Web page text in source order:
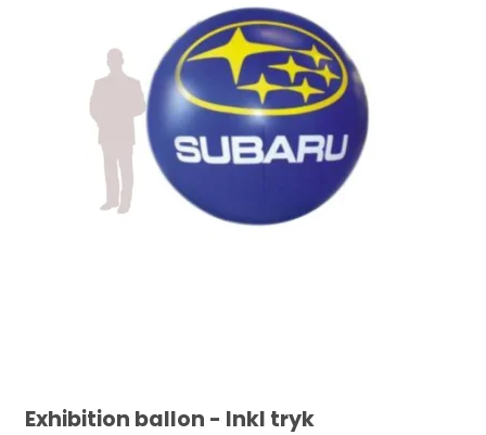
Exhibition ballon - Inkl tryk